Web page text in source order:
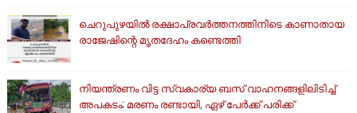
ചെറുപുഴയിൽ രക്ഷാപ്രവർത്തനത്തിനിടെ കാണാതായ
രാജേഷിന്റെ മൃതദേഹം കണ്ടെത്തി
നിയന്ത്രണം വിട്ട സ്വകാര്യ ബസ് വാഹനങ്ങളിലിടിച്ച്
അപകടം; മരണം രണ്ടായി, ഏഴ് പേർക്ക് പരിക്ക്